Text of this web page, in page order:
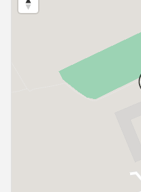
Viseu
Açores